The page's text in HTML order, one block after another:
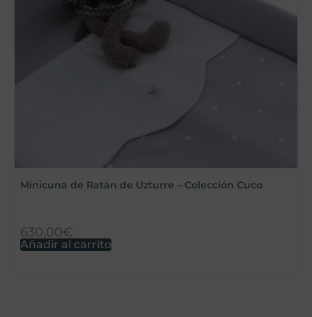
Minicuna de Ratán de Uzturre – Colección Cuco
630,00€
Añadir al carrito